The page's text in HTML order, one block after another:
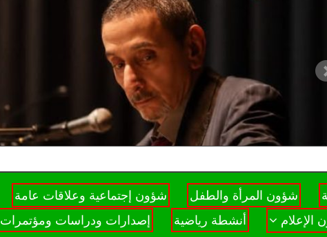
شؤون المرأة والطفل شؤون إجتماعية وعلاقات عامة
الإعلام أنشطة رياضية إصدارات ودراسات ومؤتمرات